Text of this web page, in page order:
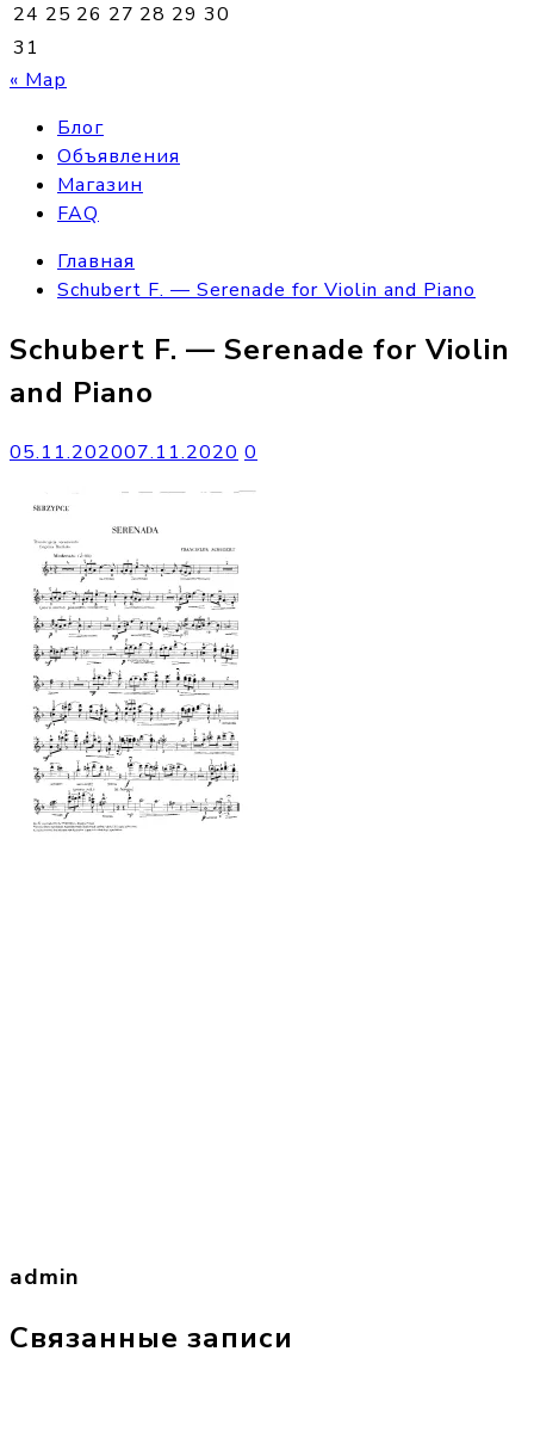
24 25 26 27 28 29 30
31
« Мар
Блог
Объявления
Магазин
FAQ
Главная
Schubert F. — Serenade for Violin and Piano
Schubert F. — Serenade for Violin
and Piano
05.11.202007.11.2020 0
admin
Связанные записи